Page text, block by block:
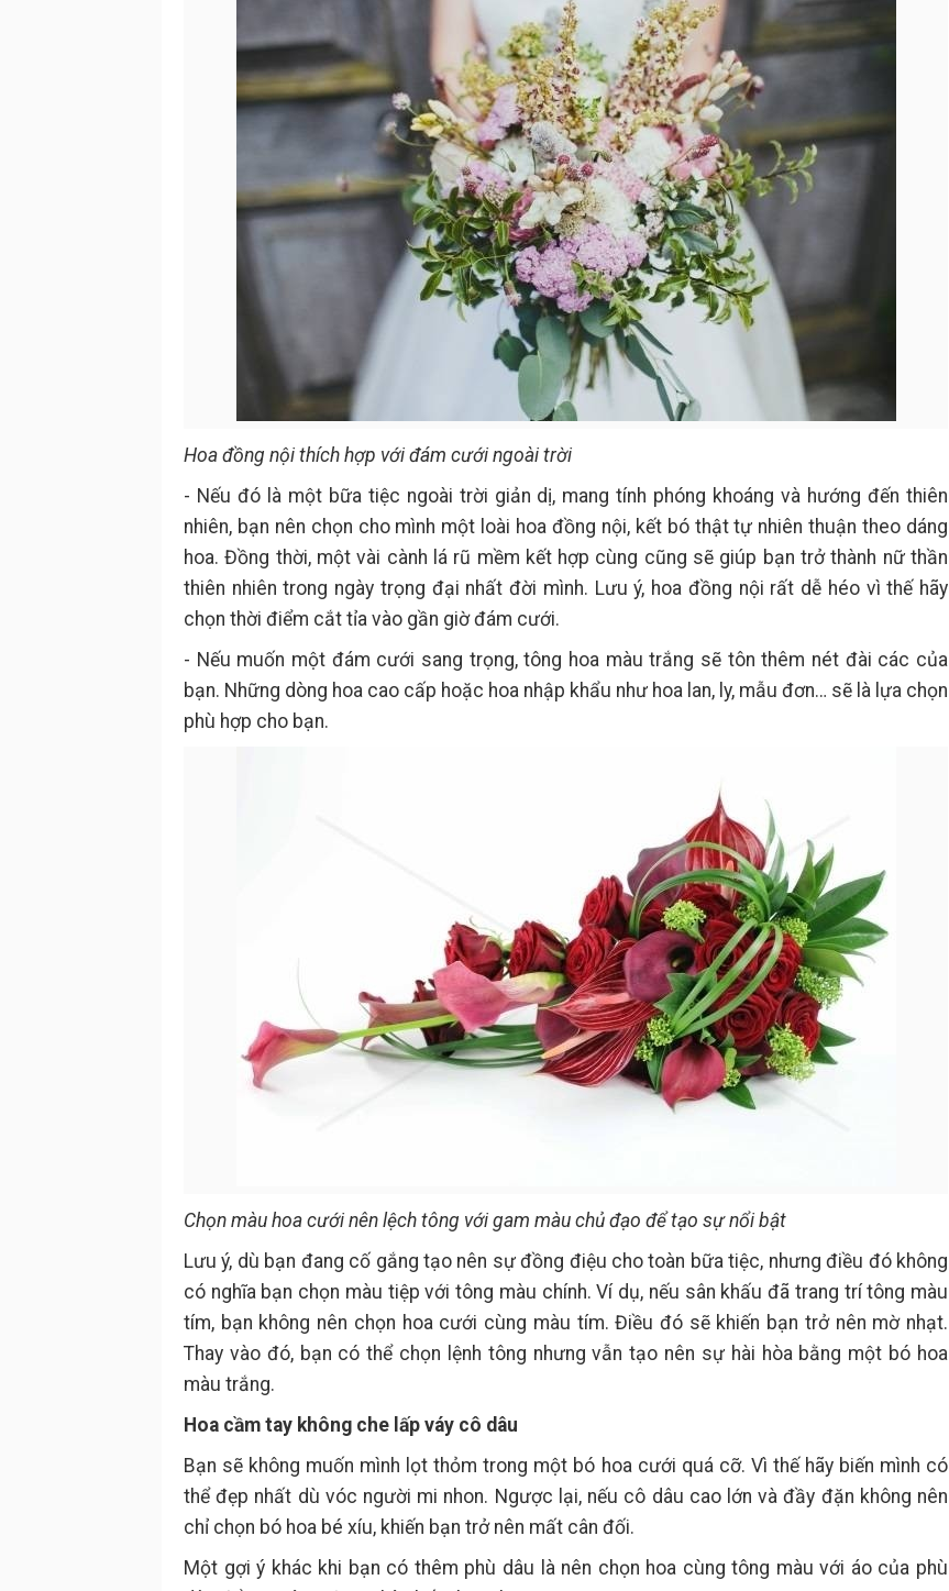
Hoa đồng nội thích hợp với đám cưới ngoài trời
- Nếu đó là một bữa tiệc ngoài trời giản dị, mang tính phóng khoáng và hướng đến thiên
nhiên, bạn nên chọn cho mình một loài hoa đồng nội, kết bó thật tự nhiên thuận theo dáng
hoa. Đồng thời, một vài cành lá rũ mềm kết hợp cùng cũng sẽ giúp bạn trở thành nữ thần
thiên nhiên trong ngày trọng đại nhất đời mình. Lưu ý, hoa đồng nội rất dễ héo vì thế hãy
chọn thời điểm cắt tỉa vào gần giờ đám cưới.
- Nếu muốn một đám cưới sang trọng, tông hoa màu trắng sẽ tôn thêm nét đài các của
bạn. Những dòng hoa cao cấp hoặc hoa nhập khẩu như hoa lan, ly, mẫu đơn… sẽ là lựa chọn
phù hợp cho bạn.
Chọn màu hoa cưới nên lệch tông với gam màu chủ đạo để tạo sự nổi bật
Lưu ý, dù bạn đang cố gắng tạo nên sự đồng điệu cho toàn bữa tiệc, nhưng điều đó không
có nghĩa bạn chọn màu tiệp với tông màu chính. Ví dụ, nếu sân khấu đã trang trí tông màu
tím, bạn không nên chọn hoa cưới cùng màu tím. Điều đó sẽ khiến bạn trở nên mờ nhạt.
Thay vào đó, bạn có thể chọn lệnh tông nhưng vẫn tạo nên sự hài hòa bằng một bó hoa
màu trắng.
Hoa cầm tay không che lấp váy cô dâu
Bạn sẽ không muốn mình lọt thỏm trong một bó hoa cưới quá cỡ. Vì thế hãy biến mình có
thể đẹp nhất dù vóc người mi nhon. Ngược lại, nếu cô dâu cao lớn và đầy đặn không nên
chỉ chọn bó hoa bé xíu, khiến bạn trở nên mất cân đối.
Một gợi ý khác khi bạn có thêm phù dâu là nên chọn hoa cùng tông màu với áo của phù